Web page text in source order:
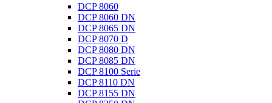
DCP 8060
DCP 8060 DN
DCP 8065 DN
DCP 8070 D
DCP 8080 DN
DCP 8085 DN
DCP 8100 Serie
DCP 8110 DN
DCP 8155 DN